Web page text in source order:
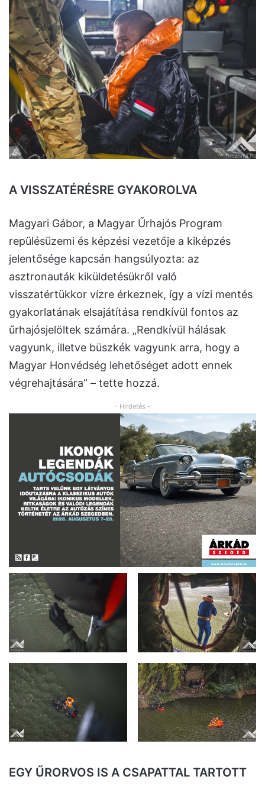
A VISSZATÉRÉSRE GYAKOROLVA
Magyari Gábor, a Magyar Űrhajós Program
repülésüzemi és képzési vezetője a kiképzés
jelentősége kapcsán hangsúlyozta: az
asztronauták kiküldetésükről való
visszatértükkor vízre érkeznek, így a vízi mentés
gyakorlatának elsajátítása rendkívül fontos az
űrhajósjelöltek számára. „Rendkívül hálásak
vagyunk, illetve büszkék vagyunk arra, hogy a
Magyar Honvédség lehetőséget adott ennek
végrehajtására” – tette hozzá.
- Hirdetés -
EGY ŰRORVOS IS A CSAPATTAL TARTOTT